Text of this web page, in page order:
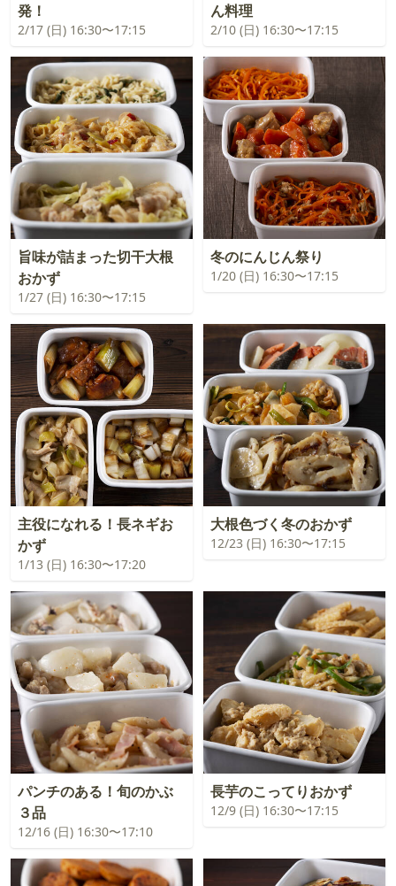
発！
2/17 (日) 16:30〜17:15
ん料理
2/10 (日) 16:30〜17:15
旨味が詰まった切干大根
おかず
1/27 (日) 16:30〜17:15
冬のにんじん祭り
1/20 (日) 16:30〜17:15
主役になれる！長ネギお
かず
1/13 (日) 16:30〜17:20
大根色づく冬のおかず
12/23 (日) 16:30〜17:15
パンチのある！旬のかぶ
３品
12/16 (日) 16:30〜17:10
長芋のこってりおかず
12/9 (日) 16:30〜17:15